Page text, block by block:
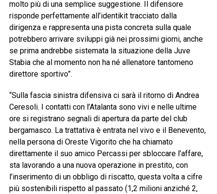
molto più di una semplice suggestione. Il difensore
risponde perfettamente all’identikit tracciato dalla
dirigenza e rappresenta una pista concreta sulla quale
potrebbero arrivare sviluppi già nei prossimi giorni, anche
se prima andrebbe sistemata la situazione della Juve
Stabia che al momento non ha né allenatore tantomeno
direttore sportivo”.
“Sulla fascia sinistra difensiva ci sarà il ritorno di Andrea
Ceresoli. I contatti con l’Atalanta sono vivi e nelle ultime
ore si registrano segnali di apertura da parte del club
bergamasco. La trattativa è entrata nel vivo e il Benevento,
nella persona di Oreste Vigorito che ha chiamato
direttamente il suo amico Percassi per sbloccare l’affare,
sta lavorando a una nuova operazione in prestito, con
l’inserimento di un obbligo di riscatto, questa volta a cifre
più sostenibili rispetto al passato (1,2 milioni anziché 2,